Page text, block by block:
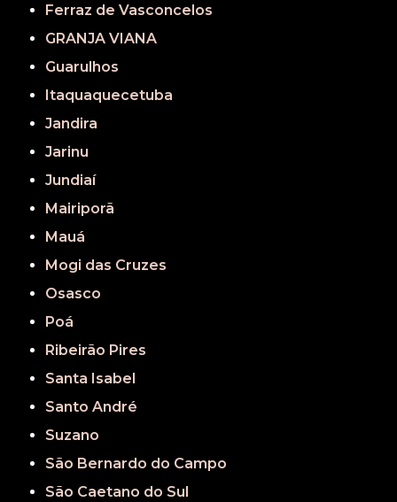
Ferraz de Vasconcelos
GRANJA VIANA
Guarulhos
Itaquaquecetuba
Jandira
Jarinu
Jundiaí
Mairiporã
Mauá
Mogi das Cruzes
Osasco
Poá
Ribeirão Pires
Santa Isabel
Santo André
Suzano
São Bernardo do Campo
São Caetano do Sul